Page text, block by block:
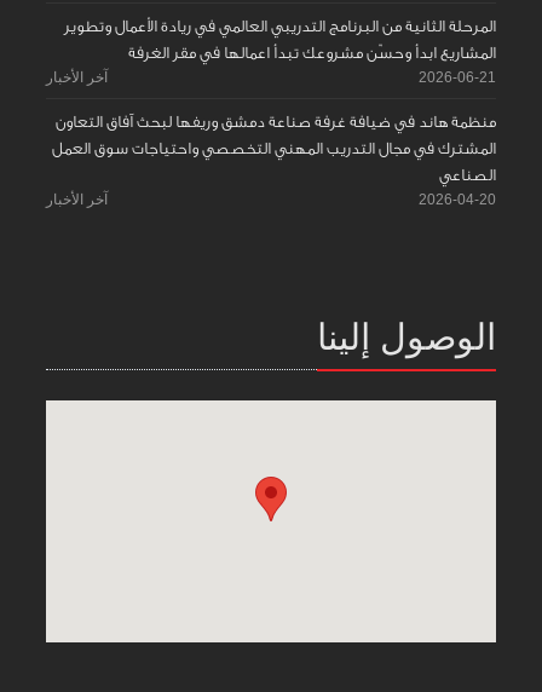
المرحلة الثانية من البرنامج التدريبي العالمي في ريادة الأعمال وتطوير
المشاريع ابدأ وحسّن مشروعك تبدأ اعمالها في مقر الغرفة
2026-06-21 آخر الأخبار
منظمة هاند في ضيافة غرفة صناعة دمشق وريفها لبحث آفاق التعاون
المشترك في مجال التدريب المهني التخصصي واحتياجات سوق العمل
الصناعي
2026-04-20 آخر الأخبار
الوصول إلينا